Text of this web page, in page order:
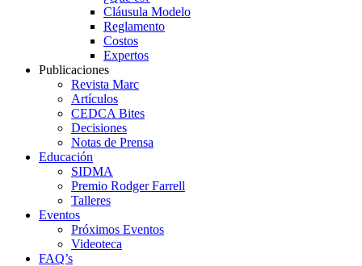
Cláusula Modelo
Reglamento
Costos
Expertos
Publicaciones
Revista Marc
Artículos
CEDCA Bites
Decisiones
Notas de Prensa
Educación
SIDMA
Premio Rodger Farrell
Talleres
Eventos
Próximos Eventos
Videoteca
FAQ’s